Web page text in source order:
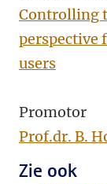
Controlling
perspective
users
Promotor
Prof.dr. B.
Zie ook